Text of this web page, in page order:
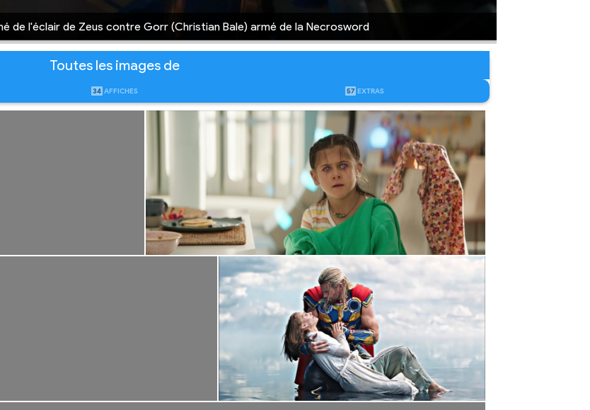
de l'éclair de Zeus contre Gorr (Christian Bale) armé de la Necrosword
Toutes les images de
34 AFFICHES 57 EXTRAS